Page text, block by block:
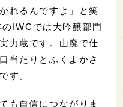
れるんですよ」と笑
IWCでは大吟醸部門
力蔵です。山廃で仕
当たりとふくよかさ
す。
も自信につながりま